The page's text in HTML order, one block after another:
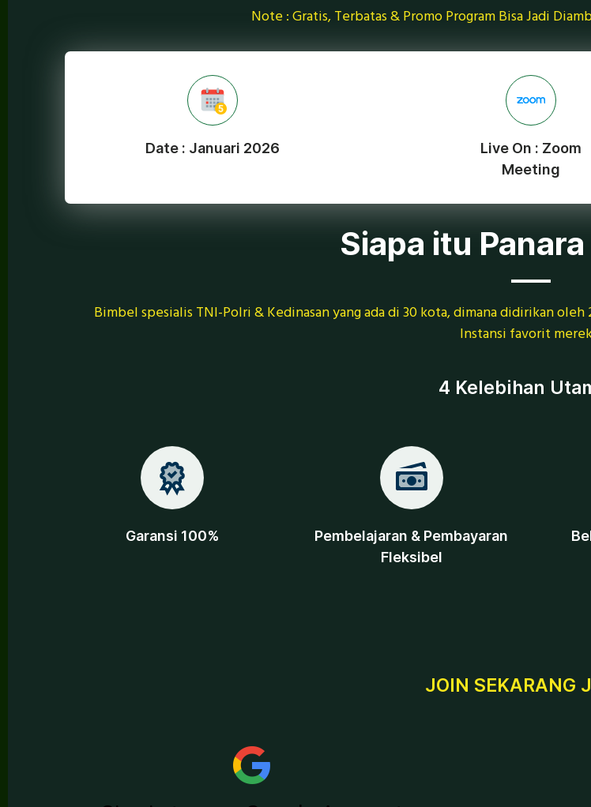
Note : Gratis, Terbatas & Promo Program Bisa Jadi
Date : Januari 2026
Live On : Zoom
Meeting
Siapa itu
Bimbel spesialis TNI-Polri & Kedinasan yang ada di 30 kota, dimana didirikan
Instansi favorit
4 Kelebihan
Garansi 100%
Pembelajaran & Pembayaran
Fleksibel
JOIN SEKARANG